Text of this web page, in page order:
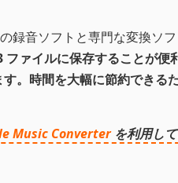
音ソフトと専門な変換ソ
ァイルに保存することが便
。時間を大幅に節約でき
Music Converterを利用し